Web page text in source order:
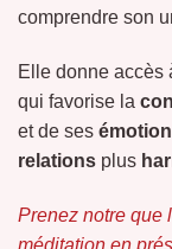
comprendre son
Elle donne accès
qui favorise la
et de ses
relations plus
Prenez notre que
méditation en